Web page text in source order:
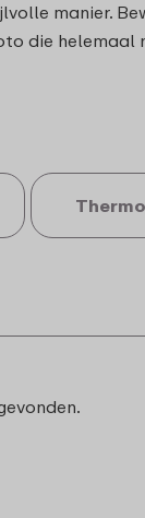
manier.
die helemaal